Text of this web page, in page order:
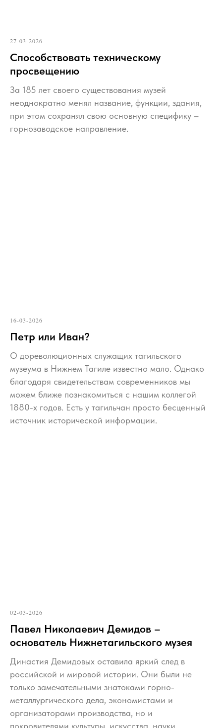
27-03-2026
Способствовать техническому
просвещению
За 185 лет своего существования музей
неоднократно менял название, функции, здания,
при этом сохранял свою основную специфику –
горнозаводское направление.
16-03-2026
Петр или Иван?
О дореволюционных служащих тагильского
музеума в Нижнем Тагиле известно мало. Однако
благодаря свидетельствам современников мы
можем ближе познакомиться с нашим коллегой
1880-х годов. Есть у тагильчан просто бесценный
источник исторической информации.
02-03-2026
Павел Николаевич Демидов –
основатель Нижнетагильского музея
Династия Демидовых оставила яркий след в
российской и мировой истории. Они были не
только замечательными знатоками горно-
металлургического дела, экономистами и
организаторами производства, но и
покровителями культуры, искусства, науки.